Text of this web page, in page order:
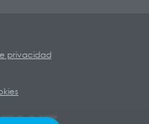
privacidad